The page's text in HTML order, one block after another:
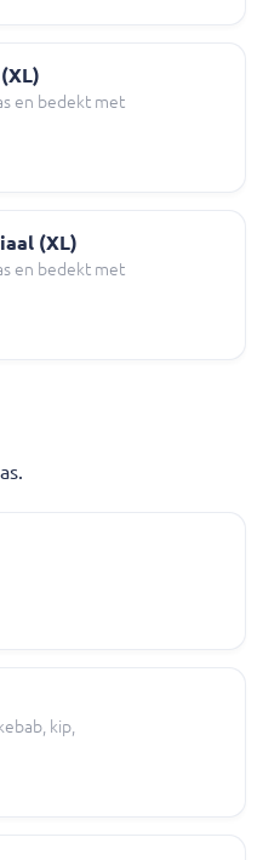
en bedekt met
(XL)
en bedekt met
kip,